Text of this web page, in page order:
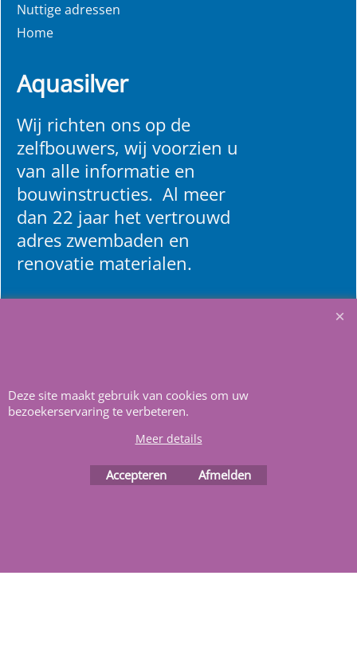
Nuttige adressen
Home
Aquasilver
Wij richten ons op de
zelfbouwers, wij voorzien u
van alle informatie en
bouwinstructies. Al meer
dan 22 jaar het vertrouwd
adres zwembaden en
renovatie materialen.
Webwinkel gemaakt met
ShopFactory webwinkel
Deze site maakt gebruik van cookies om uw
bezoekerservaring te verbeteren.
Meer details
Accepteren Afmelden